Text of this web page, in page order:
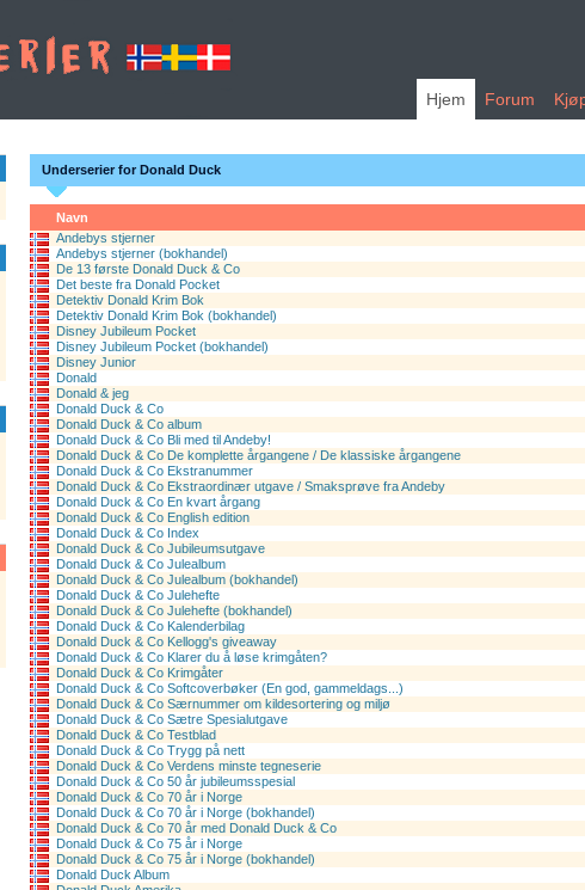
Hjem Forum
Underserier for Donald Duck
Navn
Andebys stjerner
Andebys stjerner (bokhandel)
De 13 første Donald Duck & Co
Det beste fra Donald Pocket
Detektiv Donald Krim Bok
Detektiv Donald Krim Bok (bokhandel)
Disney Jubileum Pocket
Disney Jubileum Pocket (bokhandel)
Disney Junior
Donald
Donald & jeg
Donald Duck & Co
Donald Duck & Co album
Donald Duck & Co Bli med til Andeby!
Donald Duck & Co De komplette årgangene / De klassiske årgangene
Donald Duck & Co Ekstranummer
Donald Duck & Co Ekstraordinær utgave / Smaksprøve fra Andeby
Donald Duck & Co En kvart årgang
Donald Duck & Co English edition
Donald Duck & Co Index
Donald Duck & Co Jubileumsutgave
Donald Duck & Co Julealbum
Donald Duck & Co Julealbum (bokhandel)
Donald Duck & Co Julehefte
Donald Duck & Co Julehefte (bokhandel)
Donald Duck & Co Kalenderbilag
Donald Duck & Co Kellogg's giveaway
Donald Duck & Co Klarer du å løse krimgåten?
Donald Duck & Co Krimgåter
Donald Duck & Co Softcoverbøker (En god, gammeldags...)
Donald Duck & Co Særnummer om kildesortering og miljø
Donald Duck & Co Sætre Spesialutgave
Donald Duck & Co Testblad
Donald Duck & Co Trygg på nett
Donald Duck & Co Verdens minste tegneserie
Donald Duck & Co 50 år jubileumsspesial
Donald Duck & Co 70 år i Norge
Donald Duck & Co 70 år i Norge (bokhandel)
Donald Duck & Co 70 år med Donald Duck & Co
Donald Duck & Co 75 år i Norge
Donald Duck & Co 75 år i Norge (bokhandel)
Donald Duck Album